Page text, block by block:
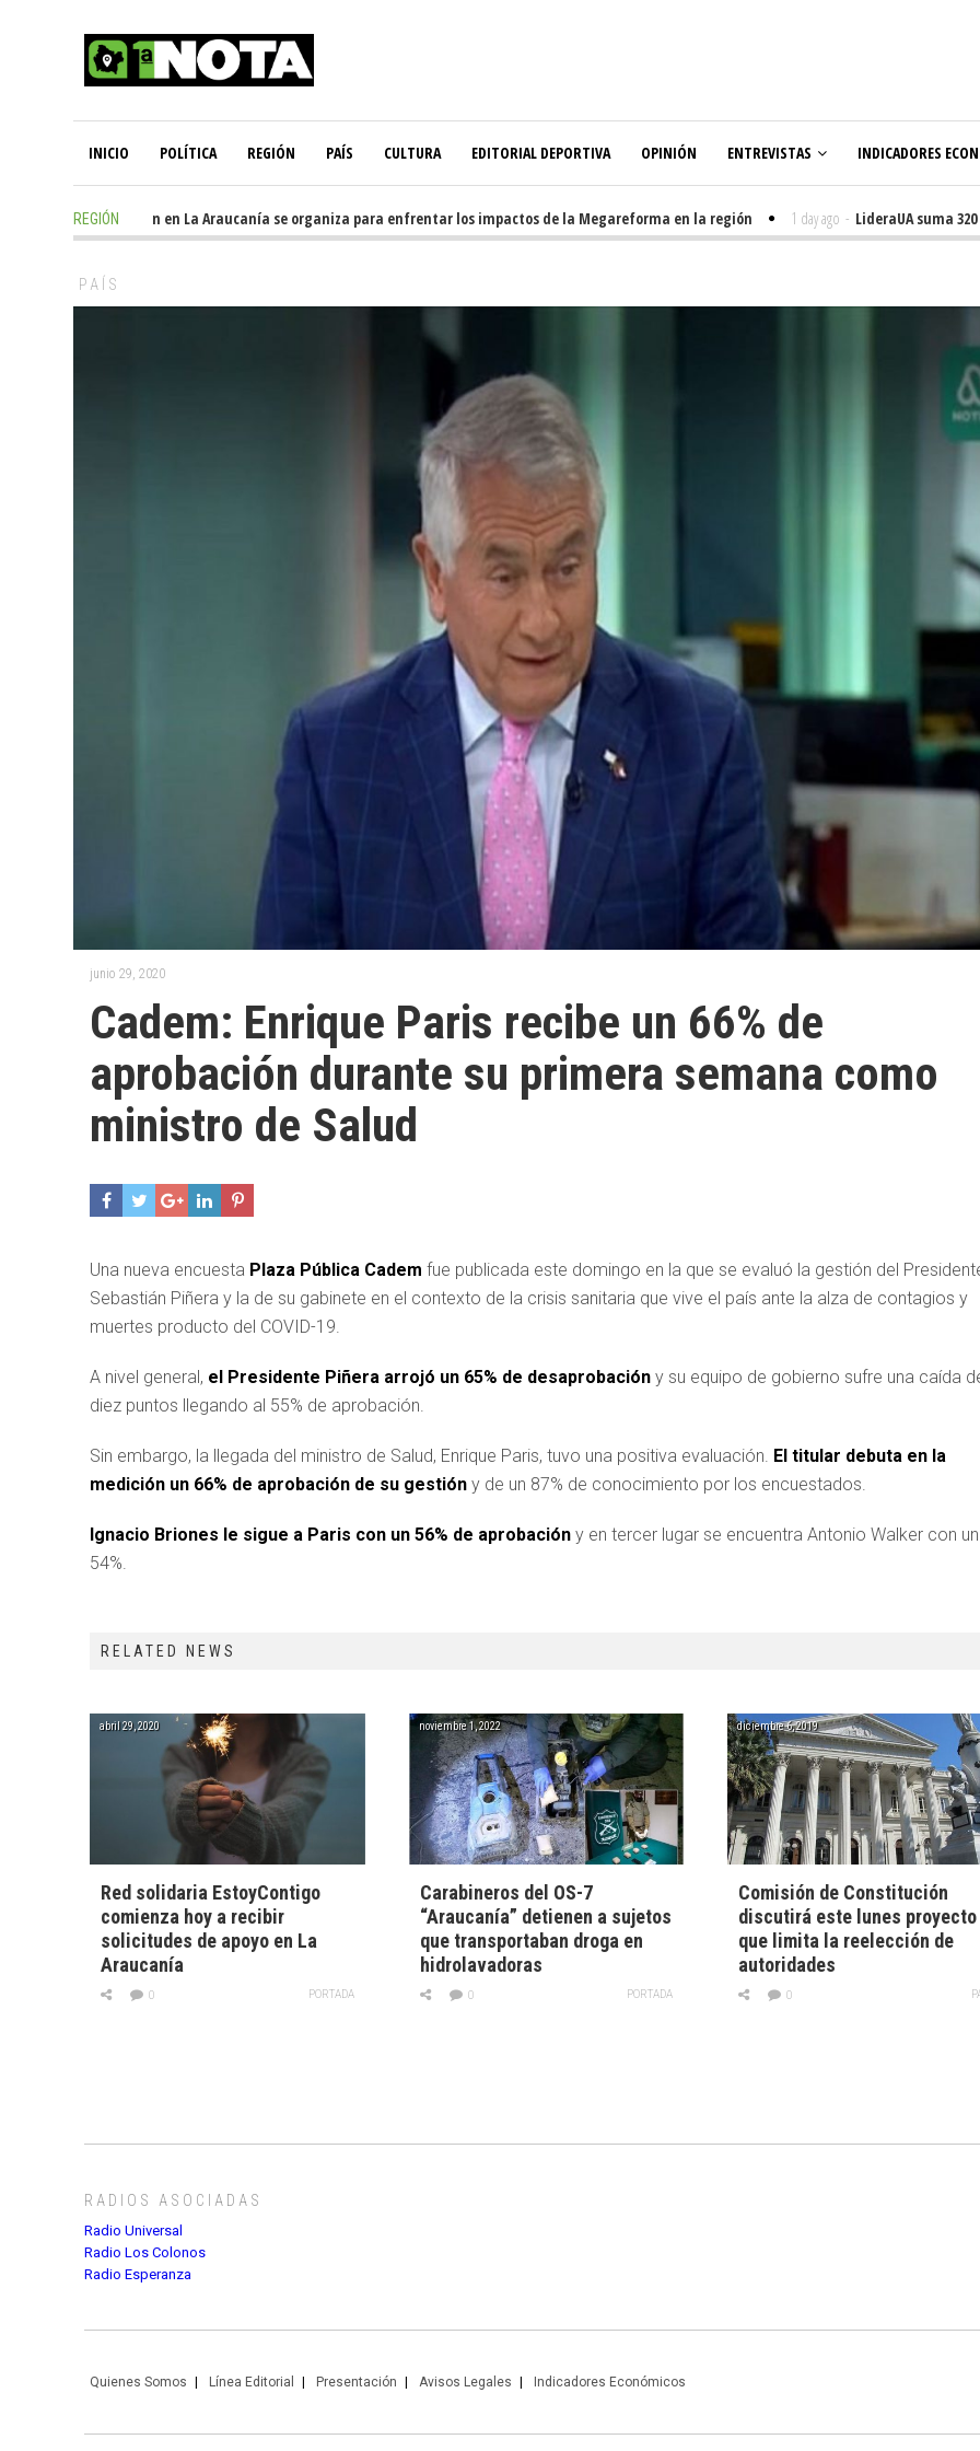
INICIO POLÍTICA REGIÓN PAÍS CULTURA EDITORIAL DEPORTIVA OPINIÓN ENTREVISTAS INDICADORES
REGIÓN
Oposición en La Araucanía se organiza para enfrentar los impactos de la Megareforma en la región 1 day ago - LideraUA suma 320
PAÍS
junio 29, 2020
Cadem: Enrique Paris recibe un 66% de
aprobación durante su primera semana como
ministro de Salud
Una nueva encuesta Plaza Pública Cadem fue publicada este domingo en la que se evaluó la gestión del
Sebastián Piñera y la de su gabinete en el contexto de la crisis sanitaria que vive el país ante la alza de contagios y
muertes producto del COVID-19.
A nivel general, el Presidente Piñera arrojó un 65% de desaprobación y su equipo de gobierno sufre una caída
diez puntos llegando al 55% de aprobación.
Sin embargo, la llegada del ministro de Salud, Enrique Paris, tuvo una positiva evaluación. El titular debuta en la
medición un 66% de aprobación de su gestión y de un 87% de conocimiento por los encuestados.
Ignacio Briones le sigue a Paris con un 56% de aprobación y en tercer lugar se encuentra Antonio Walker con un
54%.
RELATED NEWS
abril 29, 2020
Red solidaria EstoyContigo
comienza hoy a recibir
solicitudes de apoyo en La
Araucanía
PORTADA
0
noviembre 1, 2022
Carabineros del OS-7
“Araucanía” detienen a sujetos
que transportaban droga en
hidrolavadoras
PORTADA
0
diciembre 6, 2019
Comisión de Constitución
discutirá este lunes proyecto
que limita la reelección de
autoridades
0
RADIOS ASOCIADAS
Radio Universal
Radio Los Colonos
Radio Esperanza
Quienes Somos Línea Editorial Presentación Avisos Legales Indicadores Económicos